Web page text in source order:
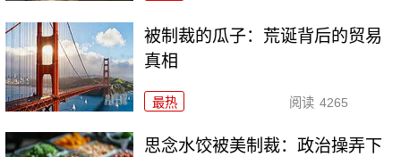
被制裁的瓜子：荒诞背后的贸易
真相
最热 阅读 4265
思念水饺被美制裁：政治操弄下